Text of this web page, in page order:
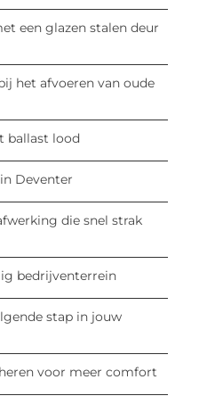
een glazen stalen deur
het afvoeren van oude
ballast lood
Deventer
die snel strak
bedrijventerrein
stap in jouw
voor meer comfort